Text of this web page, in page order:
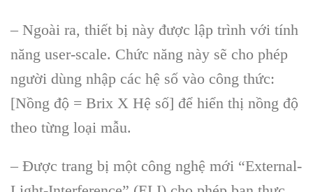
– Ngoài ra, thiết bị này được lập trình với tính
năng user-scale. Chức năng này sẽ cho phép
người dùng nhập các hệ số vào công thức:
[Nồng độ = Brix X Hệ số] để hiển thị nồng độ
theo từng loại mẫu.
– Được trang bị một công nghệ mới “External-